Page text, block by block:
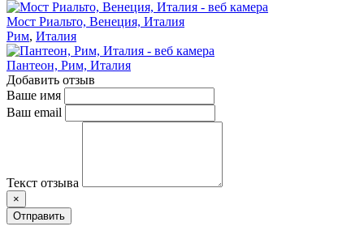
Мост Риальто, Венеция, Италия
Рим, Италия
Пантеон, Рим, Италия
Добавить отзыв
Ваше имя
Ваш email
Текст отзыва
×
Отправить